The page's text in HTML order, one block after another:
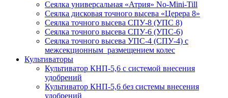
Сеялка универсальная «Атрия» No-Mini-Till
Сеялка дисковая точного высева «Церера 8»
Сеялка точного высева СПУ-8 (УПС 8)
Сеялка точного высева СПУ-6 (УПС-6)
Сеялка точного высева УПС-4 (СПУ-4) с
межсекционным размещением колес
Культиваторы
Культиватор КНП-5,6 с системой внесения
удобрений
Культиватор КНП-5,6 без системы внесения
удобрений